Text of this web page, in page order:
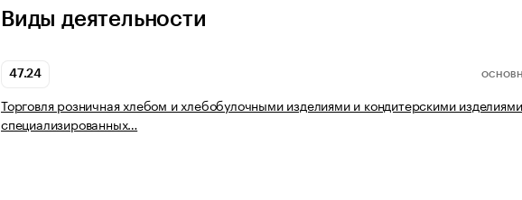
Виды деятельности
47.24
Торговля розничная хлебом и хлебобулочными изделиями и кондитерскими
специализированных…